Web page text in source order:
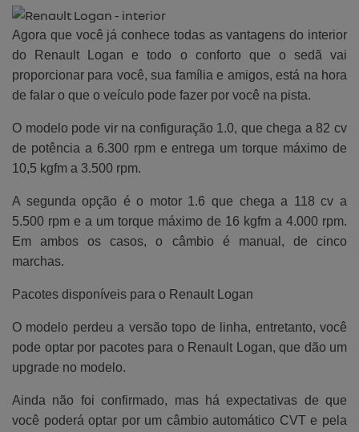
Agora que você já conhece todas as vantagens do interior
do Renault Logan e todo o conforto que o sedã vai
proporcionar para você, sua família e amigos, está na hora
de falar o que o veículo pode fazer por você na pista.
O modelo pode vir na configuração 1.0, que chega a 82 cv
de potência a 6.300 rpm e entrega um torque máximo de
10,5 kgfm a 3.500 rpm.
A segunda opção é o motor 1.6 que chega a 118 cv a
5.500 rpm e a um torque máximo de 16 kgfm a 4.000 rpm.
Em ambos os casos, o câmbio é manual, de cinco
marchas.
Pacotes disponíveis para o Renault Logan
O modelo perdeu a versão topo de linha, entretanto, você
pode optar por pacotes para o Renault Logan, que dão um
upgrade no modelo.
Ainda não foi confirmado, mas há expectativas de que
você poderá optar por um câmbio automático CVT e pela